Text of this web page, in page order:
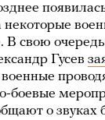
В свою очередь
Гусев
боевые
о звуках